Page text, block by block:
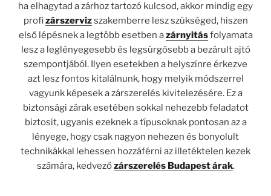
ha elhagytad a zárhoz tartozó kulcsod, akkor mindig egy
profizárszervizszakemberre lesz szükséged, hiszen
első lépésnek a legtöbb esetben azárnyitásfolyamata
lesz a leglényegesebb és legsürgősebb a bezárult ajtó
szempontjából. Ilyen esetekben a helyszínre érkezve
azt lesz fontos kitalálnunk, hogy melyik módszerrel
vagyunk képesek a zárszerelés kivitelezésére. Ez a
biztonsági zárak esetében sokkal nehezebb feladatot
biztosít, ugyanis ezeknek a típusoknak pontosan az a
lényege, hogy csak nagyon nehezen és bonyolult
technikákkal lehessen hozzáférni az illetéktelen kezek
számára, kedvezőzárszerelés Budapest árak.